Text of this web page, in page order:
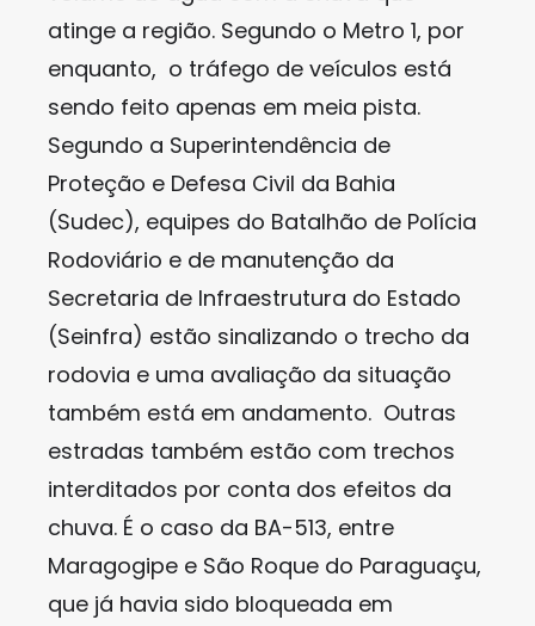
atinge a região. Segundo o Metro 1, por
enquanto, o tráfego de veículos está
sendo feito apenas em meia pista.
Segundo a Superintendência de
Proteção e Defesa Civil da Bahia
(Sudec), equipes do Batalhão de Polícia
Rodoviário e de manutenção da
Secretaria de Infraestrutura do Estado
(Seinfra) estão sinalizando o trecho da
rodovia e uma avaliação da situação
também está em andamento. Outras
estradas também estão com trechos
interditados por conta dos efeitos da
chuva. É o caso da BA-513, entre
Maragogipe e São Roque do Paraguaçu,
que já havia sido bloqueada em